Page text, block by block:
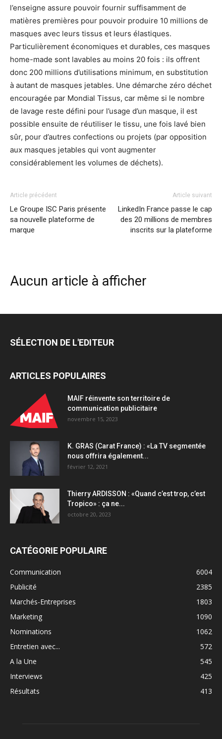
l’enseigne assure pouvoir fournir suffisamment de
matières premières pour pouvoir produire 10 millions de
masques avec leurs tissus et leurs élastiques.
Particulièrement économiques et durables, ces masques
home-made sont lavables au moins 20 fois : ils offrent
donc 200 millions d’utilisations minimum, en substitution
à autant de masques jetables. Une démarche zéro déchet
encouragée par Mondial Tissus, car même si le nombre
de lavage reste défini pour l’usage d’un masque, il est
possible ensuite de réutiliser le tissu, une fois lavé bien
sûr, pour d’autres confections ou projets (par opposition
aux masques jetables qui vont augmenter
considérablement les volumes de déchets).
Article précédent
Le Groupe ISC Paris présente
sa nouvelle plateforme de
marque
Article suivant
LinkedIn France passe le cap
des 20 millions de membres
inscrits sur la plateforme
Aucun article à afficher
SÉLECTION DE L'EDITEUR
ARTICLES POPULAIRES
MAIF réinvente son territoire de
communication publicitaire
novembre 15, 2023
K. GRAS (Carat France) : «La TV segmentée
nous offrira également...
février 12, 2021
Thierry ARDISSON : «Quand c’est trop, c’est
Tropico» : ça ne...
octobre 20, 2023
CATÉGORIE POPULAIRE
Communication
6004
Publicité
2385
Marchés-Entreprises
1803
Marketing
1090
Nominations
1062
Entretien avec...
572
A la Une
545
Interviews
425
Résultats
413